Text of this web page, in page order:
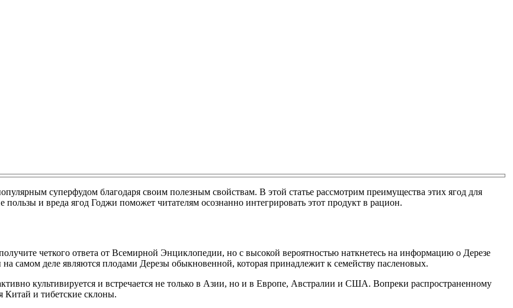
суперфудом благодаря своим полезным свойствам. В этой статье рассмотрим преимущества этих ягод для
и вреда ягод Годжи поможет читателям осознанно интегрировать этот продукт в рацион.
четкого ответа от Всемирной Энциклопедии, но с высокой вероятностью наткнетесь на информацию о Дерезе
самом деле являются плодами Дерезы обыкновенной, которая принадлежит к семейству пасленовых.
культивируется и встречается не только в Азии, но и в Европе, Австралии и США. Вопреки распространенному
Китай и тибетские склоны.